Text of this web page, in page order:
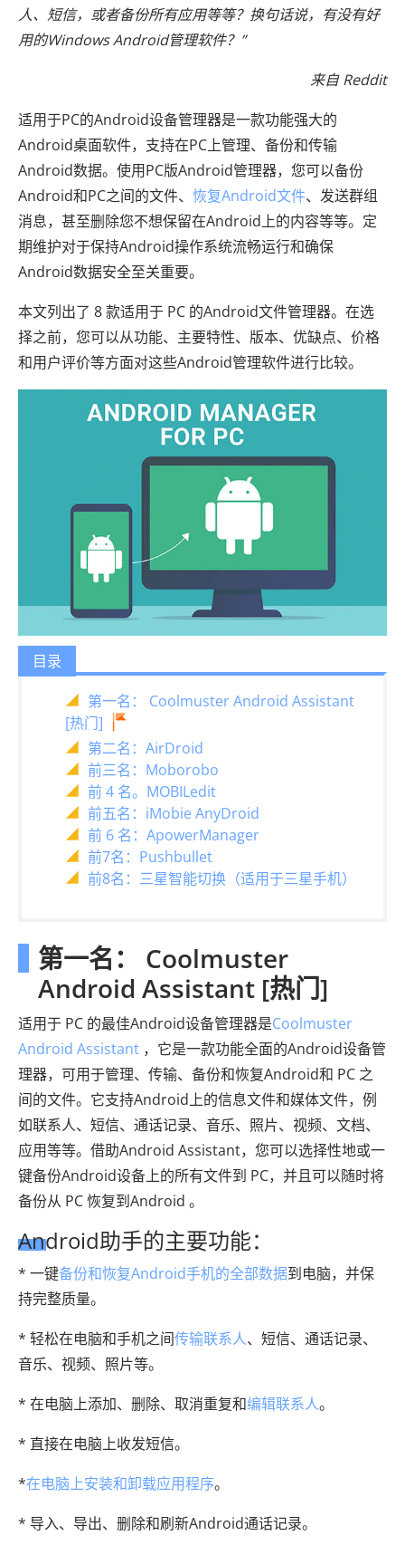
人、短信，或者备份所有应用等等？换句话说，有没有好
用的Windows Android管理软件？”
来自 Reddit
适用于PC的Android设备管理器是一款功能强大的
Android桌面软件，支持在PC上管理、备份和传输
Android数据。使用PC版Android管理器，您可以备份
Android和PC之间的文件、 恢复Android文件、发送群组
消息，甚至删除您不想保留在Android上的内容等等。定
期维护对于保持Android操作系统流畅运行和确保
Android数据安全至关重要。
本文列出了 8 款适用于 PC 的Android文件管理器。在选
择之前，您可以从功能、主要特性、版本、优缺点、价格
和用户评价等方面对这些Android管理软件进行比较。
目录
第一名： Coolmuster Android Assistant
[热门]
第二名：AirDroid
前三名：Moborobo
前 4 名。MOBILedit
前五名：iMobie AnyDroid
前 6 名：ApowerManager
前7名：Pushbullet
前8名：三星智能切换（适用于三星手机）
第一名： Coolmuster
Android Assistant [热门]
适用于 PC 的最佳Android设备管理器是Coolmuster
Android Assistant ，它是一款功能全面的Android设备管
理器，可用于管理、传输、备份和恢复Android和 PC 之
间的文件。它支持Android上的信息文件和媒体文件，例
如联系人、短信、通话记录、音乐、照片、视频、文档、
应用等等。借助Android Assistant，您可以选择性地或一
键备份Android设备上的所有文件到 PC，并且可以随时将
备份从 PC 恢复到Android 。
Android助手的主要功能：
* 一键备份和恢复Android手机的全部数据到电脑，并保
持完整质量。
* 轻松在电脑和手机之间传输联系人、短信、通话记录、
音乐、视频、照片等。
* 在电脑上添加、删除、取消重复和编辑联系人。
* 直接在电脑上收发短信。
*在电脑上安装和卸载应用程序。
* 导入、导出、删除和刷新Android通话记录。